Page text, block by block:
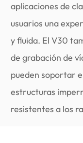
aplicaciones de
usuarios una
y fluida. El V30
de grabación de
pueden soportar
estructuras
resistentes a los